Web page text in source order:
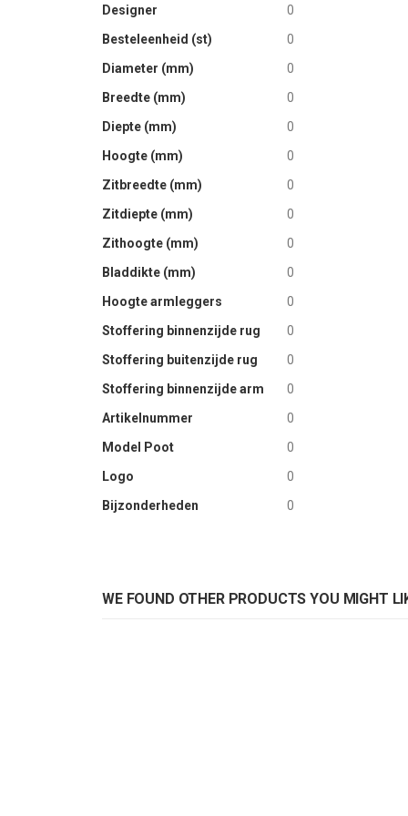
images
gallery
Designer
0
Besteleenheid (st)
0
Diameter (mm)
0
Breedte (mm)
0
Diepte (mm)
0
Hoogte (mm)
0
Zitbreedte (mm)
0
Zitdiepte (mm)
0
Zithoogte (mm)
0
Bladdikte (mm)
0
Hoogte armleggers
0
Stoffering binnenzijde rug
0
Stoffering buitenzijde rug
0
Stoffering binnenzijde arm
0
Artikelnummer
0
Model Poot
0
Logo
0
Bijzonderheden
0
WE FOUND OTHER PRODUCTS YOU MIGHT